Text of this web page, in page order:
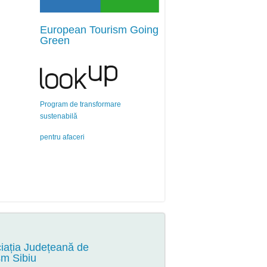
European Tourism Going
Green
Program de transformare
sustenabilă
pentru afaceri
Județeană de
Sibiu